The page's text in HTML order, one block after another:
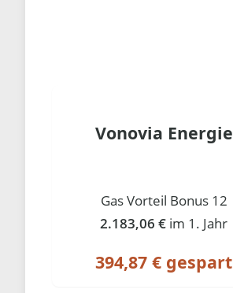
Vonovia Energie
Gas Vorteil Bonus 12
2.183,06 € im 1. Jahr
394,87 € gespart